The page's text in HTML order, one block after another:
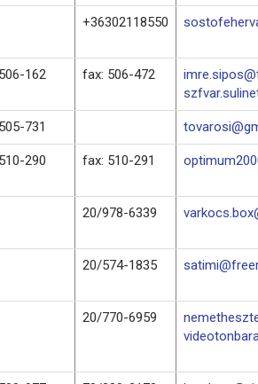
+36302118550
506-162 fax: 506-472
505-731
510-290 fax: 510-291
20/978-6339
20/574-1835
20/770-6959